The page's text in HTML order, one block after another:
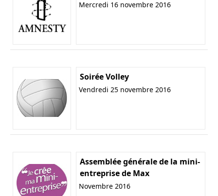
Mercredi 16 novembre 2016
Soirée Volley
Vendredi 25 novembre 2016
Assemblée générale de la mini-
entreprise de Max
Novembre 2016